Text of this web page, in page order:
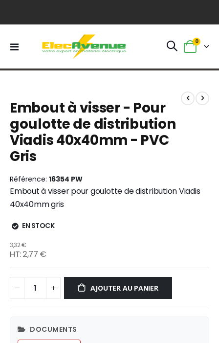
Basculer
Panier
0
the
end
of
the
images
gallery
the
beginning
of
the
images
gallery
Embout à visser - Pour
goulotte de distribution
Viadis 40x40mm - PVC
Gris
Référence 16354 PW
Embout à visser pour goulotte de distribution Viadis
40x40mm gris
EN STOCK
3,32 €
2,77 €
AJOUTER AU PANIER
DOCUMENTS